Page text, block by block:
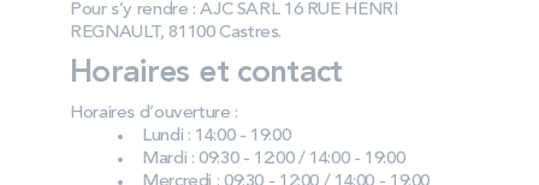
Pour s’y rendre : AJC SARL 16 RUE HENRI
REGNAULT, 81100 Castres.
Horaires et contact
Horaires d’ouverture :
Lundi : 14:00 - 19:00
Mardi : 09:30 - 12:00 / 14:00 - 19:00